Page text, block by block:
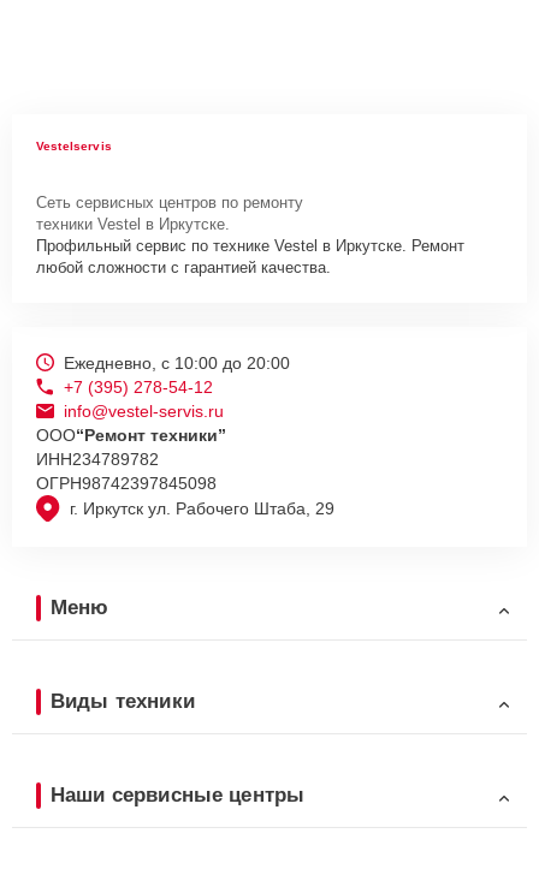
Vestelservis
Сеть сервисных центров по ремонту
техники Vestel в Иркутске.
Профильный сервис по технике Vestel в Иркутске. Ремонт
любой сложности с гарантией качества.
г. Иркутск ул. Рабочего Штаба, 29
Ежедневно, с 10:00 до 20:00
+7 (395) 278-54-12
info@vestel-servis.ru
ООО“Ремонт техники”
ИНН234789782
ОГРН98742397845098
Меню
Виды техники
Наши сервисные центры